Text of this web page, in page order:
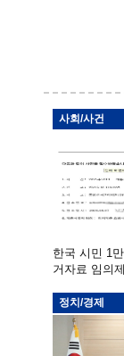
사회/사건
한국 시민 1
거자료 임의
정치/경제